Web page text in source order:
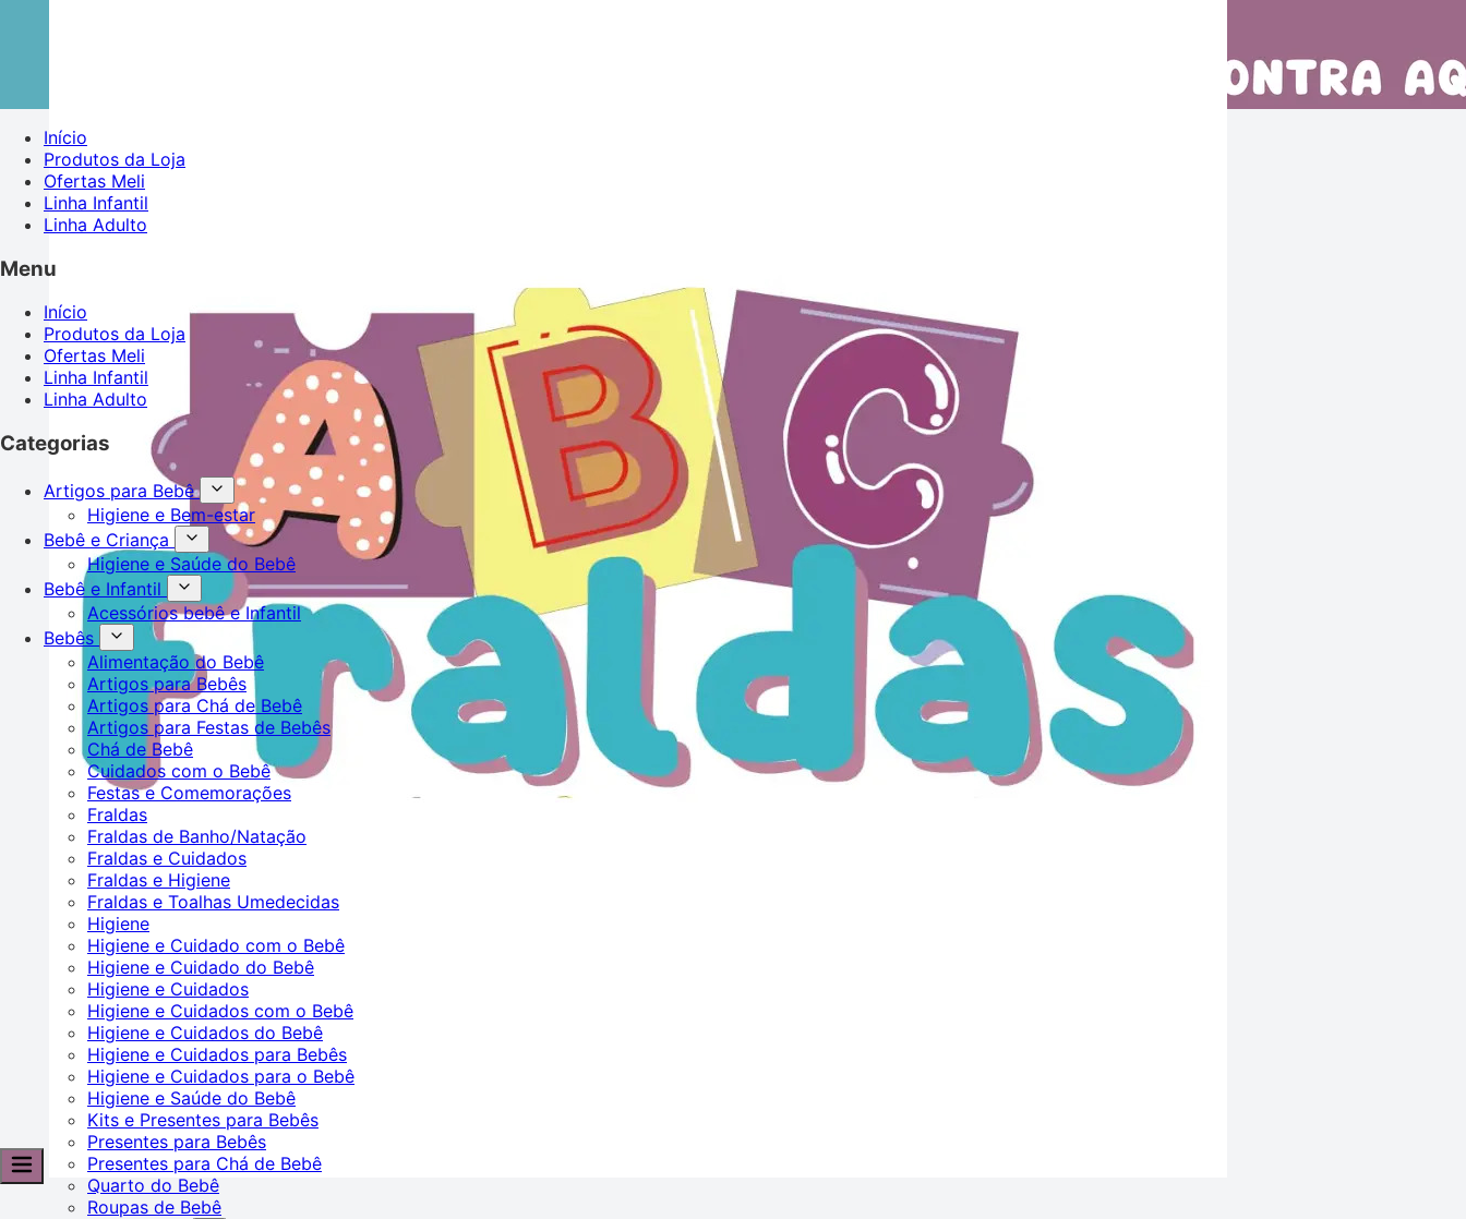
Início
Produtos da Loja
Ofertas Meli
Linha Infantil
Linha Adulto
Menu
Início
Produtos da Loja
Ofertas Meli
Linha Infantil
Linha Adulto
Categorias
Artigos para Bebê
Higiene e Bem-estar
Bebê e Criança
Higiene e Saúde do Bebê
Bebê e Infantil
Acessórios bebê e Infantil
Bebês
Alimentação do Bebê
Artigos para Bebês
Artigos para Chá de Bebê
Artigos para Festas de Bebês
Chá de Bebê
Cuidados com o Bebê
Festas e Comemorações
Fraldas
Fraldas de Banho/Natação
Fraldas e Cuidados
Fraldas e Higiene
Fraldas e Toalhas Umedecidas
Higiene
Higiene e Cuidado com o Bebê
Higiene e Cuidado do Bebê
Higiene e Cuidados
Higiene e Cuidados com o Bebê
Higiene e Cuidados do Bebê
Higiene e Cuidados para Bebês
Higiene e Cuidados para o Bebê
Higiene e Saúde do Bebê
Kits e Presentes para Bebês
Presentes para Bebês
Presentes para Chá de Bebê
Quarto do Bebê
Roupas de Bebê